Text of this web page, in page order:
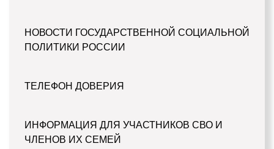
НОВОСТИ ГОСУДАРСТВЕННОЙ СОЦИАЛЬНОЙ
ПОЛИТИКИ РОССИИ
ТЕЛЕФОН ДОВЕРИЯ
ИНФОРМАЦИЯ ДЛЯ УЧАСТНИКОВ СВО И
ЧЛЕНОВ ИХ СЕМЕЙ